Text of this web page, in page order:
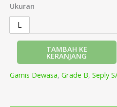
Ukuran
L
TAMBAH KE
KERANJANG
Gamis Dewasa, Grade B, Seply